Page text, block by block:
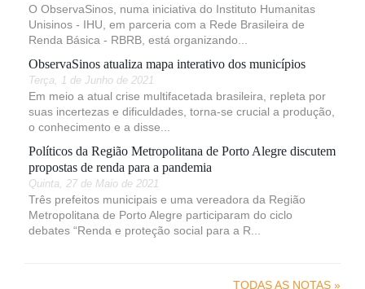
O ObservaSinos, numa iniciativa do Instituto Humanitas
Unisinos - IHU, em parceria com a Rede Brasileira de
Renda Básica - RBRB, está organizando...
ObservaSinos atualiza mapa interativo dos municípios
Terça, 1 de Junho de 2021
Em meio a atual crise multifacetada brasileira, repleta por
suas incertezas e dificuldades, torna-se crucial a produção,
o conhecimento e a disse...
Políticos da Região Metropolitana de Porto Alegre discutem
propostas de renda para a pandemia
Quinta, 27 de Maio de 2021
Três prefeitos municipais e uma vereadora da Região
Metropolitana de Porto Alegre participaram do ciclo
debates “Renda e proteção social para a R...
TODAS AS NOTAS »